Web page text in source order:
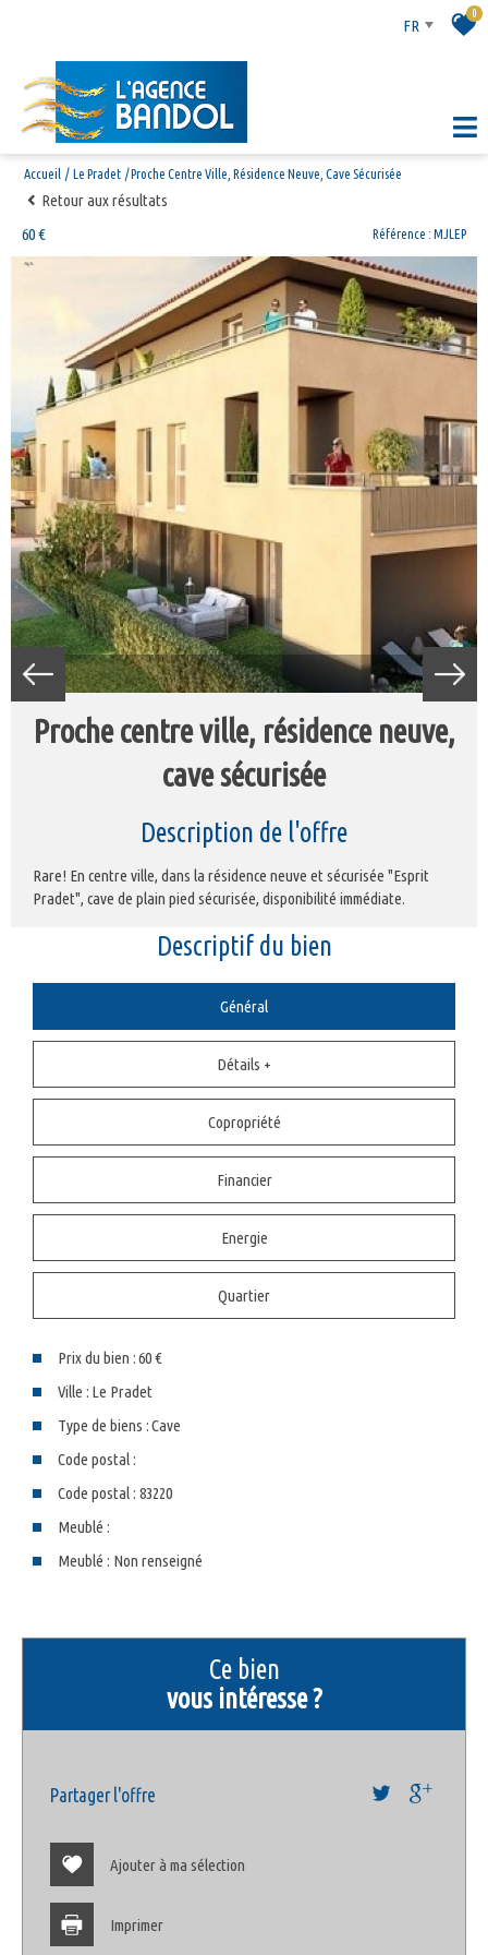
FR
0
Accueil Le Pradet Proche Centre Ville, Résidence Neuve, Cave Sécurisée
Retour aux résultats
60 €
Référence : MJLEP
proche centre ville, résidence neuve,
cave sécurisée
description de l'offre
Rare! En centre ville, dans la résidence neuve et sécurisée "Esprit
Pradet", cave de plain pied sécurisée, disponibilité immédiate.
descriptif du bien
Général
Détails +
Copropriété
Financier
Energie
Quartier
Prix du bien :60 €
Ville : Le Pradet
Type de biens :Cave
Code postal :
Code postal : 83220
Meublé :
Meublé : Non renseigné
ce bien
vous intéresse ?
Partager l'offre
Ajouter à ma sélection
Imprimer